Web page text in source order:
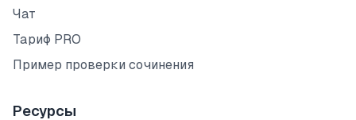
Чат
Тариф PRO
Пример проверки сочинения
Ресурсы